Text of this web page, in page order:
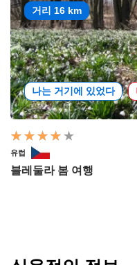
거리 16 km
나는 거기에 있었다
유럽
블레둘라 봄 여행